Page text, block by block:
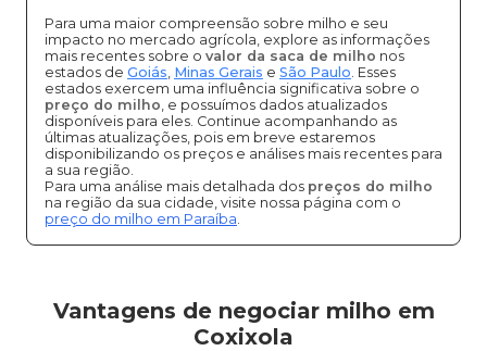
Para uma maior compreensão sobre milho e seu
impacto no mercado agrícola, explore as informações
mais recentes sobre o valor da saca de milho nos
estados de Goiás, Minas Gerais e São Paulo. Esses
estados exercem uma influência significativa sobre o
preço do milho, e possuímos dados atualizados
disponíveis para eles. Continue acompanhando as
últimas atualizações, pois em breve estaremos
disponibilizando os preços e análises mais recentes para
a sua região.
Para uma análise mais detalhada dos preços do milho
na região da sua cidade, visite nossa página com o
preço do milho em Paraíba.
Vantagens de negociar milho em
Coxixola